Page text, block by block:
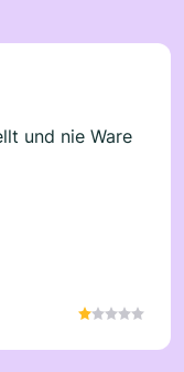
und nie Ware